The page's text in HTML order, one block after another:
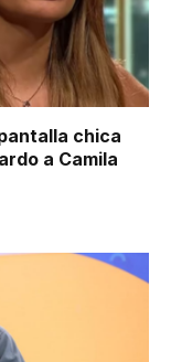
chica
a Camila